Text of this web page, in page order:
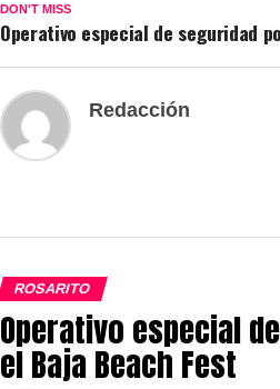
DON'T MISS
Operativo especial de seguridad
Redacción
ROSARITO
Operativo especial
el Baja Beach Fest